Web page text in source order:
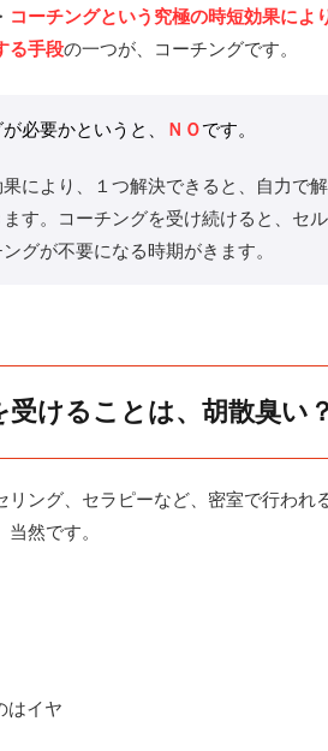
コーチングという究極の時短効果によ
る手段の一つが、コーチングです。
必要かというと、 ＮＯです。
により、１つ解決できると、自力で
す。コーチングを受け続けると、セ
グが不要になる時期がきます。
けることは、胡散臭い
リング、セラピーなど、密室で行われ
然です。
はイヤ